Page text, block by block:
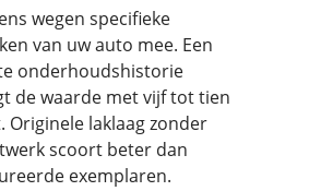
wegen specifieke
van uw auto mee. Een
onderhoudshistorie
de waarde met vijf tot tien
Originele laklaag zonder
scoort beter dan
exemplaren.